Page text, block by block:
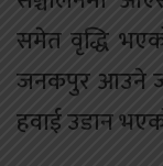
समेत वृद्धि
जनकपुर आउने
हवाई उडान